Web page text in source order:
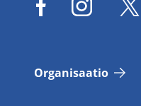
Or­ga­ni­saa­tio